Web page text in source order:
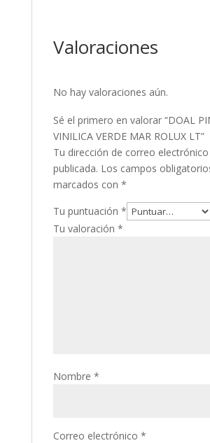
Valoraciones
No hay valoraciones aún.
Sé el primero en valorar “DOAL
VINILICA VERDE MAR ROLUX LT”
Tu dirección de correo
publicada. Los campos
marcados con *
Tu puntuación *
Tu valoración *
Nombre *
Correo electrónico *